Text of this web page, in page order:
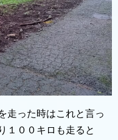
走った時はこれと言っ
１００キロも走ると